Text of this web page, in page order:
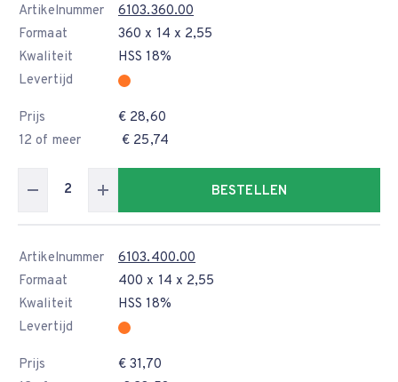
Artikelnummer
6103.360.00
Formaat
360 x 14 x 2,55
Kwaliteit
HSS 18%
Levertijd
Prijs
€ 28,60
12 of meer
€ 25,74
BESTELLEN
Artikelnummer
6103.400.00
Formaat
400 x 14 x 2,55
Kwaliteit
HSS 18%
Levertijd
Prijs
€ 31,70